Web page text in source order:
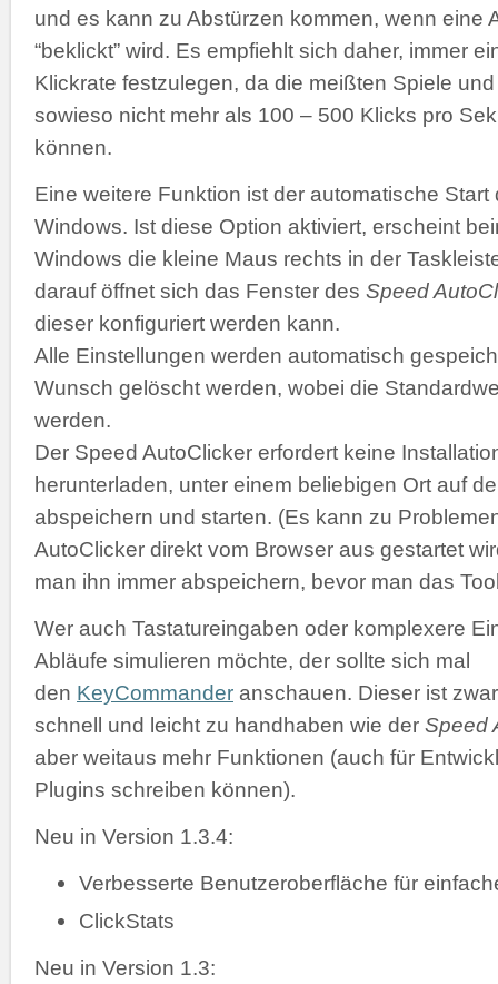
und es kann zu Abstürzen kommen, wenn eine
“beklickt” wird. Es empfiehlt sich daher, immer
Klickrate festzulegen, da die meißten Spiele
sowieso nicht mehr als 100 – 500 Klicks pro
können.
Eine weitere Funktion ist der automatische Start
Windows. Ist diese Option aktiviert, erscheint
Windows die kleine Maus rechts in der
darauf öffnet sich das Fenster des Speed
dieser konfiguriert werden kann.
Alle Einstellungen werden automatisch
Wunsch gelöscht werden, wobei die
werden.
Der Speed AutoClicker erfordert keine
herunterladen, unter einem beliebigen Ort auf
abspeichern und starten. (Es kann zu
AutoClicker direkt vom Browser aus gestartet
man ihn immer abspeichern, bevor man das
Wer auch Tastatureingaben oder komplexere
Abläufe simulieren möchte, der sollte sich mal
den KeyCommander anschauen. Dieser ist
schnell und leicht zu handhaben wie der Speed
aber weitaus mehr Funktionen (auch für
Plugins schreiben können).
Neu in Version 1.3.4:
Verbesserte Benutzeroberfläche für
ClickStats
Neu in Version 1.3: